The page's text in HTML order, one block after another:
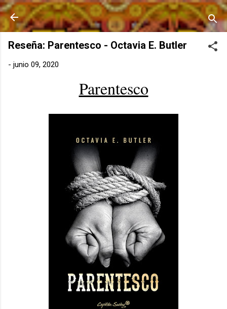
Ir al contenido principal
Reseña: Parentesco - Octavia E. Butler
- junio 09, 2020
Parentesco